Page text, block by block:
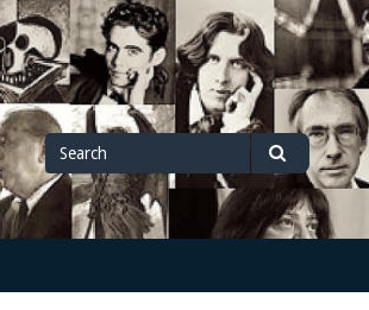
Search
for
Search